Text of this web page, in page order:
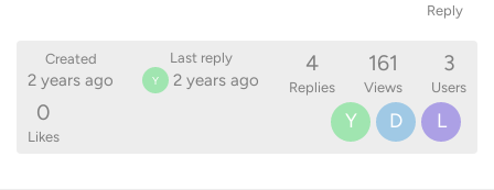
Reply
Created
2 years ago
Last reply
Y 2 years ago
4
Replies
161
Views
3
Users
0
Likes
Y D L